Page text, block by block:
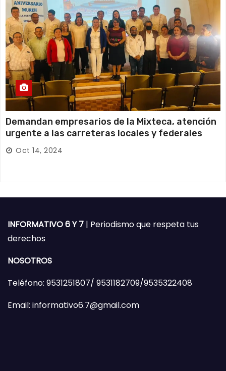
Demandan empresarios de la Mixteca, atención
urgente a las carreteras locales y federales
Oct 14, 2024
INFORMATIVO 6 Y 7 | Periodismo que respeta tus
derechos
NOSOTROS
Teléfono: 9531251807/ 9531182709/9535322408
Email: informativo6.7@gmail.com